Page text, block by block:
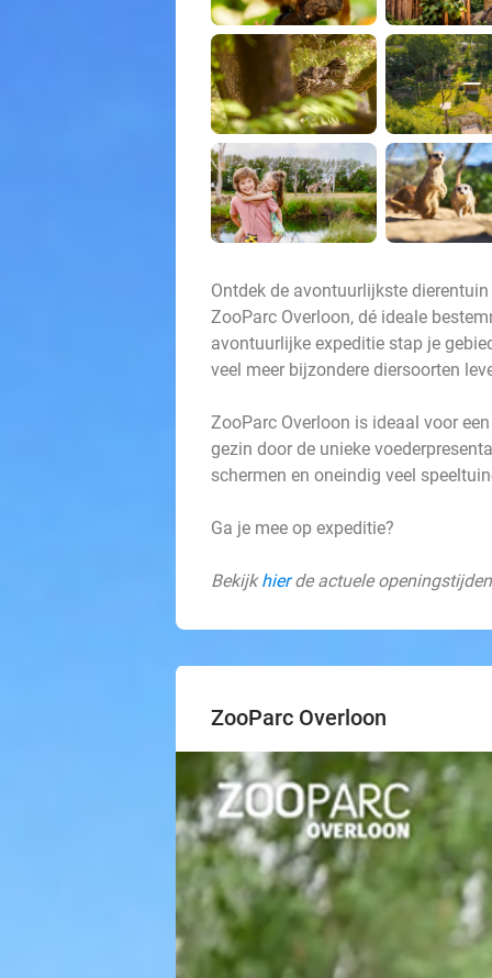
Ontdek de avontuurlijkste
ZooParc Overloon, dé ideale
avontuurlijke expeditie stap je
veel meer bijzondere diersoorten
ZooParc Overloon is ideaal voor
gezin door de unieke
schermen en oneindig veel
Ga je mee op expeditie?
Bekijkhierde actuele openingstijden
ZooParc Overloon